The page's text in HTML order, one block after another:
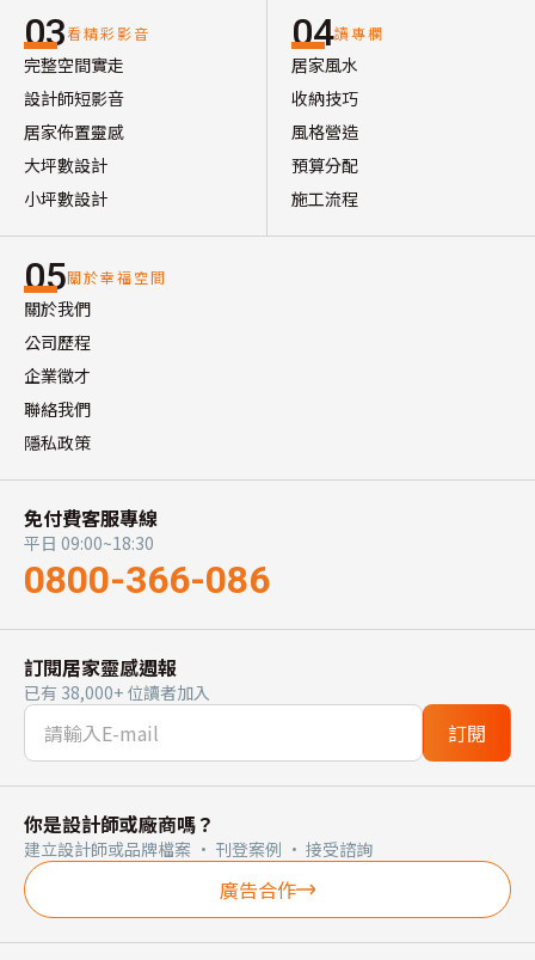
03看精彩影音
完整空間實走
設計師短影音
居家佈置靈感
大坪數設計
小坪數設計
04讀專欄
居家風水
收納技巧
風格營造
預算分配
施工流程
05關於幸福空間
關於我們
公司歷程
企業徵才
聯絡我們
隱私政策
免付費客服專線
平日 09:00~18:30
0800-366-086
訂閱居家靈感週報
已有 38,000+ 位讀者加入
訂閱
你是設計師或廠商嗎？
建立設計師或品牌檔案 · 刊登案例 · 接受諮詢
廣告合作